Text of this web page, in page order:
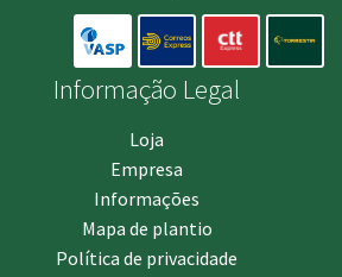
Informação Legal
Loja
Empresa
Informações
Mapa de plantio
Política de privacidade